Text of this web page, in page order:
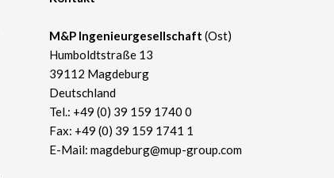
M&P Ingenieurgesellschaft (Ost)
Humboldtstraße 13
39112 Magdeburg
Deutschland
Tel.: +49 (0) 39 159 1740 0
Fax: +49 (0) 39 159 1741 1
E-Mail: magdeburg@mup-group.com